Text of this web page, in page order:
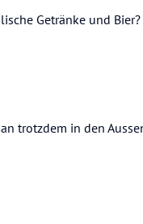
Getränke und
trotzdem in den